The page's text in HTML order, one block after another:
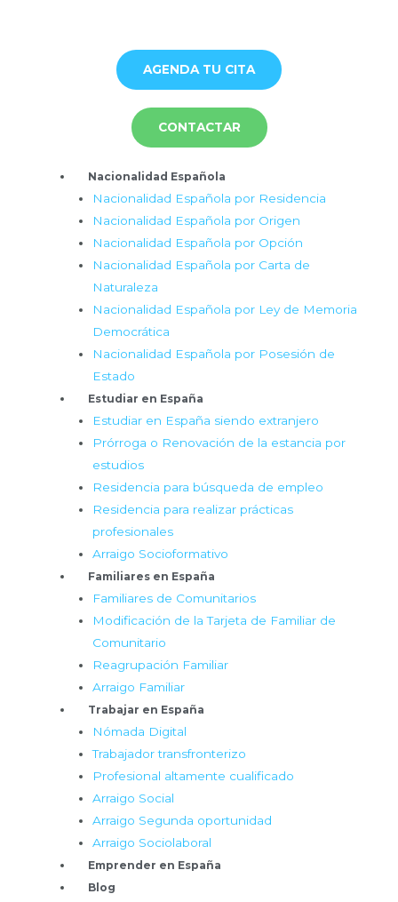
AGENDA TU CITA
CONTACTAR
Nacionalidad Española
Nacionalidad Española por Residencia
Nacionalidad Española por Origen
Nacionalidad Española por Opción
Nacionalidad Española por Carta de
Naturaleza
Nacionalidad Española por Ley de Memoria
Democrática
Nacionalidad Española por Posesión de
Estado
Estudiar en España
Estudiar en España siendo extranjero
Prórroga o Renovación de la estancia por
estudios
Residencia para búsqueda de empleo
Residencia para realizar prácticas
profesionales
Arraigo Socioformativo
Familiares en España
Familiares de Comunitarios
Modificación de la Tarjeta de Familiar de
Comunitario
Reagrupación Familiar
Arraigo Familiar
Trabajar en España
Nómada Digital
Trabajador transfronterizo
Profesional altamente cualificado
Arraigo Social
Arraigo Segunda oportunidad
Arraigo Sociolaboral
Emprender en España
Blog
Menú